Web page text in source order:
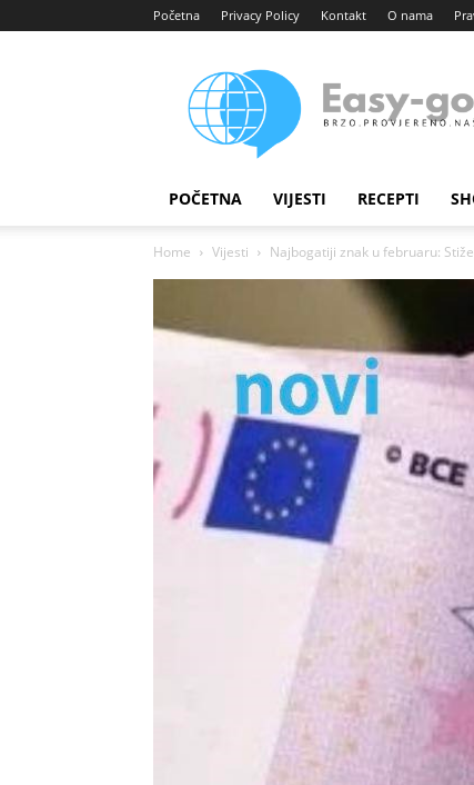
Početna Privacy Policy Kontakt O nama
portal
POČETNA VIJESTI RECEPTI
Home Vijesti Najbogatiji znak u februaru: